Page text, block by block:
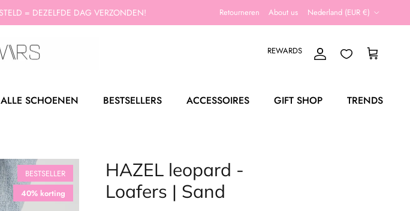
= DEZELFDE DAG VERZONDEN! Retourneren About us
Land/Regio
Nederland (EUR €)
REWARDS
Account Winkelwagen
ALLE SCHOENEN BESTSELLERS ACCESSOIRES GIFT SHOP TRENDS
BESTSELLER
40% korting
HAZEL leopard -
Loafers | Sand